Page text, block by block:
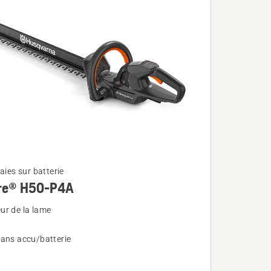
sur batterie
H50-P4A
de la lame
accu/batterie